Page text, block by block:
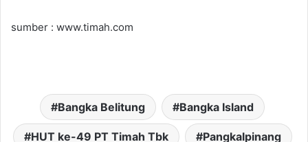
sumber : www.timah.com
Bangka Belitung Bangka Island
HUT ke-49 PT Timah Tbk Pangkalpinang